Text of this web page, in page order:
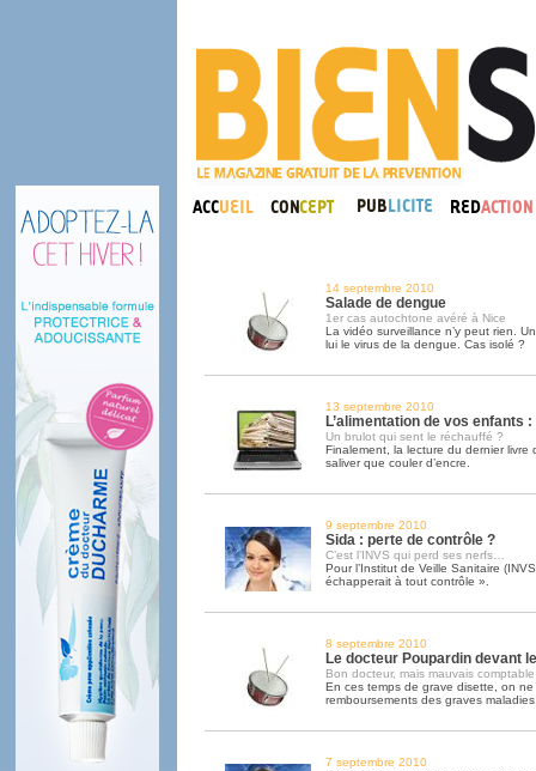
14 septembre 2010
Salade de dengue
1er cas autochtone avéré à Nice
La vidéo surveillance n’y peut rien.
lui le virus de la dengue. Cas isolé ?
13 septembre 2010
L’alimentation de vos enfants
Un brulot qui sent le réchauffé ?
Finalement, la lecture du dernier livre
saliver que couler d’encre.
9 septembre 2010
Sida : perte de contrôle ?
C’est l’INVS qui perd ses nerfs…
Pour l’Institut de Veille Sanitaire
échapperait à tout contrôle ».
8 septembre 2010
Le docteur Poupardin devant
Bon docteur, mais mauvais comptable
En ces temps de grave disette, on
remboursements des graves
7 septembre 2010